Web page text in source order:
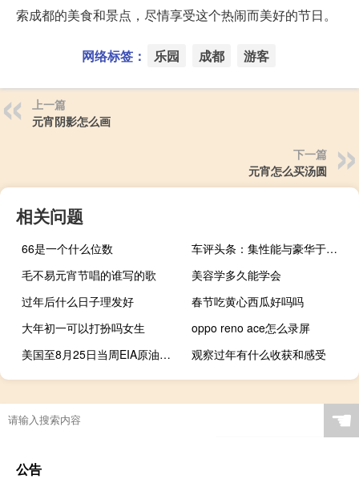
索成都的美食和景点，尽情享受这个热闹而美好的节日。
网络标签： 乐园 成都 游客
上一篇
元宵阴影怎么画
下一篇
元宵怎么买汤圆
相关问题
66是一个什么位数
车评头条：集性能与豪华于一身 试驾2020款领克05
毛不易元宵节唱的谁写的歌
美容学多久能学会
过年后什么日子理发好
春节吃黄心西瓜好吗吗
大年初一可以打扮吗女生
oppo reno ace怎么录屏
美国至8月25日当周EIA原油库存减少1058.4万桶为7月28日当周以来最大降幅
观察过年有什么收获和感受
☚
公告